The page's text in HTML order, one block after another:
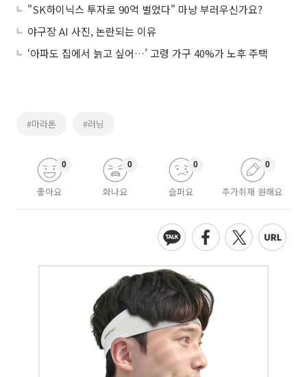
"SK하이닉스 투자로 90억 벌었다" 마냥 부러우신가요?
야구장 AI 사진, 논란되는 이유
‘아파도 집에서 늙고 싶어…’ 고령 가구 40%가 노후 주택
#마라톤 #러닝
좋아요
0
화나요
0
슬퍼요
0
추가취재 원해요
0